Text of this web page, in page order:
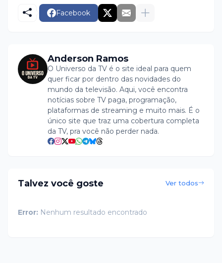
Facebook
Anderson Ramos
O Universo da TV é o site ideal para quem
quer ficar por dentro das novidades do
mundo da televisão. Aqui, você encontra
notícias sobre TV paga, programação,
plataformas de streaming e muito mais. É o
único site que traz uma cobertura completa
da TV, pra você não perder nada.
Talvez você goste Ver todos
Error: Nenhum resultado encontrado